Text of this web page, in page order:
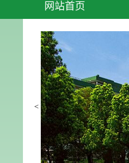
网站首页
<